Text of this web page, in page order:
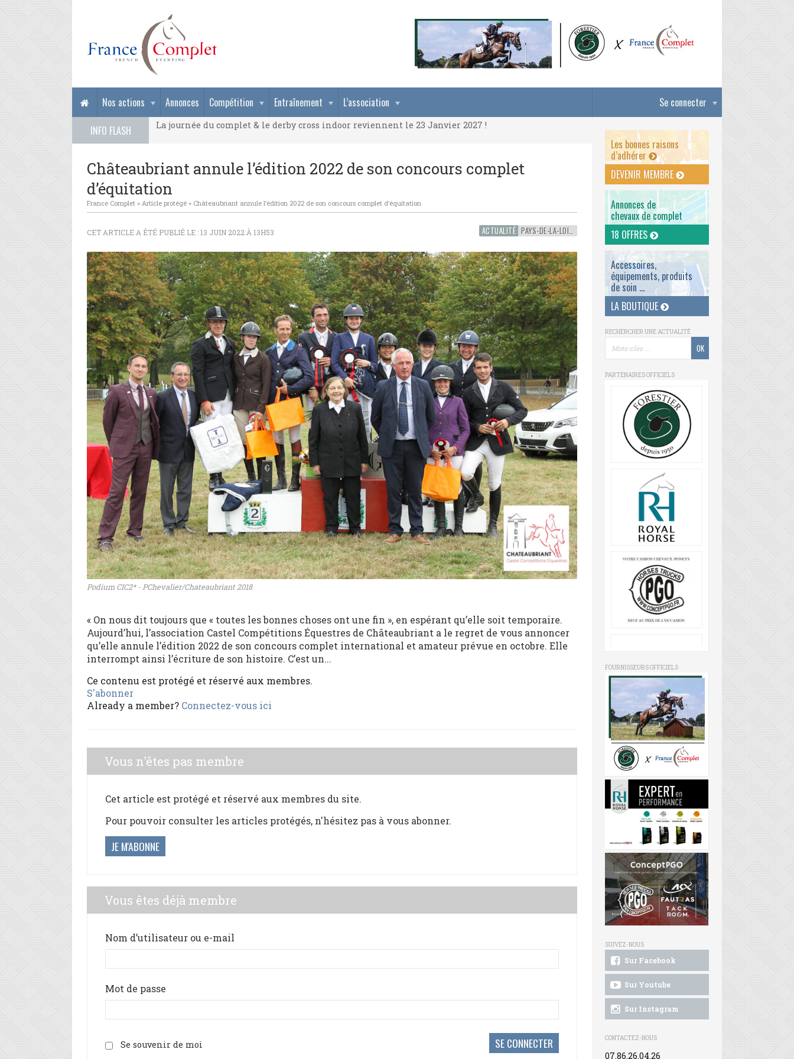
Se connecter
Nos actions Annonces Compétition Entraînement
L’association
INFO FLASH
La journée du complet & le derby cross indoor reviennent le 23 Janvier 2027 !
La journée du complet & le derby cross indoor reviennent le 23 Janvier 2027 !
Châteaubriant annule l’édition 2022 de son concours complet
d’équitation
France Complet » Article protégé » Châteaubriant annule l’édition 2022 de son concours complet d’équitation
ACTUALITÉ PAYS-DE-LA-LOIRE
CET ARTICLE A ÉTÉ PUBLIÉ LE : 13 JUIN 2022 À 13H53
Podium CIC2* - PChevalier/Chateaubriant 2018
« On nous dit toujours que « toutes les bonnes choses ont une fin », en espérant qu’elle soit temporaire.
Aujourd’hui, l’association Castel Compétitions Équestres de Châteaubriant a le regret de vous annoncer
qu’elle annule l’édition 2022 de son concours complet international et amateur prévue en octobre. Elle
interrompt ainsi l’écriture de son histoire. C’est un...
Ce contenu est protégé et réservé aux membres.
S'abonner
Already a member? Connectez-vous ici
Vous n'êtes pas membre
Cet article est protégé et réservé aux membres du site.
Pour pouvoir consulter les articles protégés, n'hésitez pas à vous abonner.
JE M'ABONNE
Vous êtes déjà membre
Nom d’utilisateur ou e-mail
Mot de passe
Se souvenir de moi
Les bonnes raisons
d’adhérer
DEVENIR MEMBRE
Annonces de
chevaux de complet
18 OFFRES
Accessoires,
équipements, produits
de soin ...
LA BOUTIQUE
RECHERCHER UNE ACTUALITÉ
PARTENAIRES OFFICIELS
FOURNISSEURS OFFICIELS
SUIVEZ-NOUS
Sur Facebook
Sur Youtube
Sur Instagram
CONTACTEZ-NOUS
07.86.26.04.26